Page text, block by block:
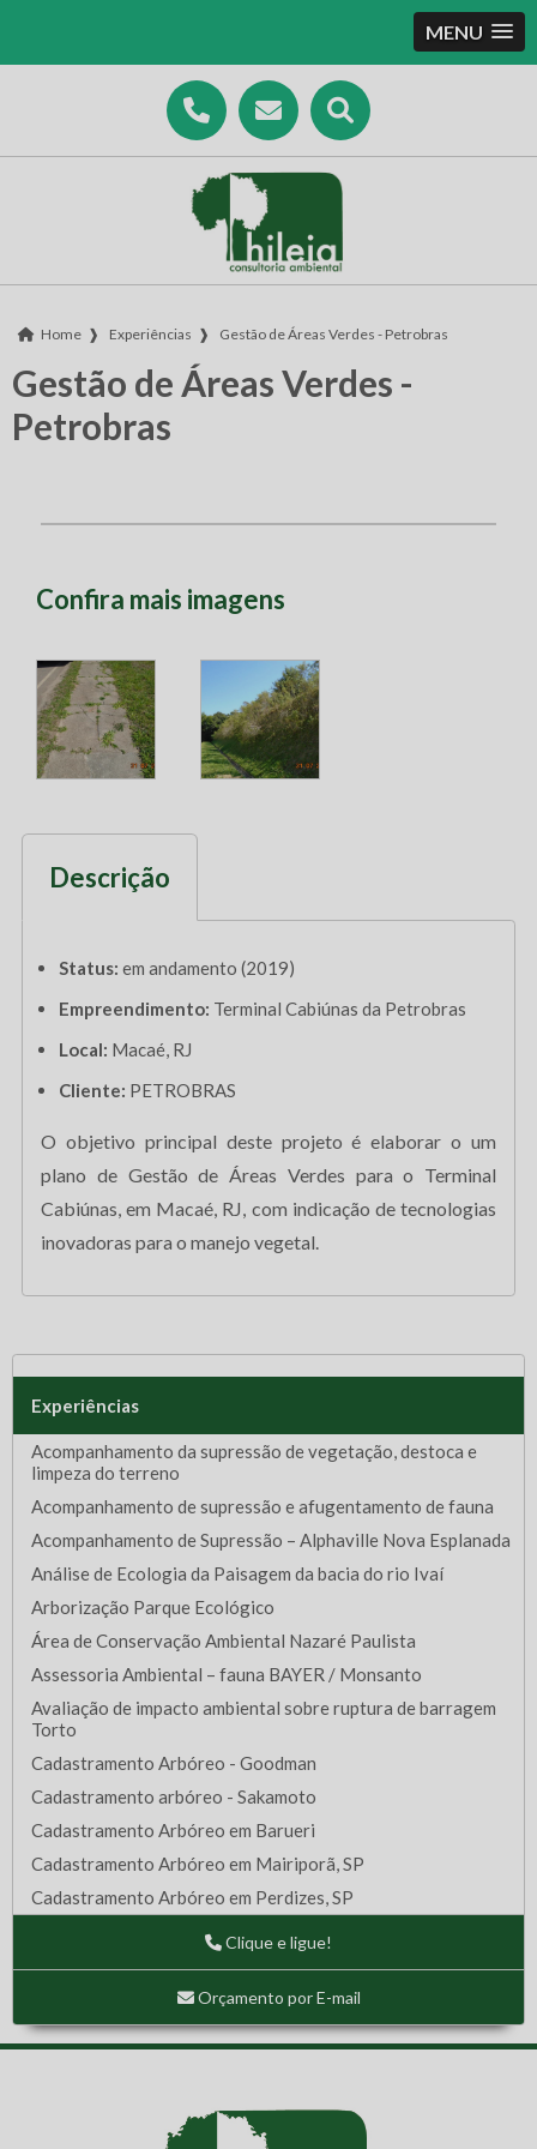
MENU
Home ❱ Experiências ❱ Gestão de Áreas Verdes - Petrobras
Gestão de Áreas Verdes -
Petrobras
Confira mais imagens
Descrição
Status: em andamento (2019)
Empreendimento: Terminal Cabiúnas da Petrobras
Local: Macaé, RJ
Cliente: PETROBRAS
O objetivo principal deste projeto é elaborar o um
plano de Gestão de Áreas Verdes para o Terminal
Cabiúnas, em Macaé, RJ, com indicação de tecnologias
inovadoras para o manejo vegetal.
Experiências
Acompanhamento da supressão de vegetação, destoca e
limpeza do terreno
Acompanhamento de supressão e afugentamento de fauna
Acompanhamento de Supressão – Alphaville Nova Esplanada
Análise de Ecologia da Paisagem da bacia do rio Ivaí
Arborização Parque Ecológico
Área de Conservação Ambiental Nazaré Paulista
Assessoria Ambiental – fauna BAYER / Monsanto
Avaliação de impacto ambiental sobre ruptura de barragem
Torto
Cadastramento Arbóreo - Goodman
Cadastramento arbóreo - Sakamoto
Cadastramento Arbóreo em Barueri
Cadastramento Arbóreo em Mairiporã, SP
Cadastramento Arbóreo em Perdizes, SP
Cadastramento Arbóreo em São Bernardo do Campo - SP
Cadastramento Arbóreo em SBC, SP
Cadastramento Arbóreo em terreno de Osasco, SP
Cadastramento Arbóreo na Vila Sonia - SP
Caracterização da paisagem - fauna
Clique e ligue!
Orçamento por E-mail